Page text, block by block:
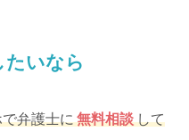
いなら
弁護士に無料相談して